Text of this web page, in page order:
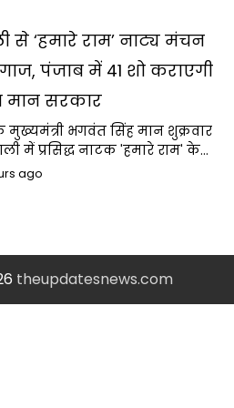
से ‘हमारे राम’ नाट्य मंचन
पंजाब में 41 शो कराएगी
मान सरकार
भगवंत सिंह मान शुक्रवार
में प्रसिद्ध नाटक 'हमारे राम' के…
ago
theupdatesnews.com